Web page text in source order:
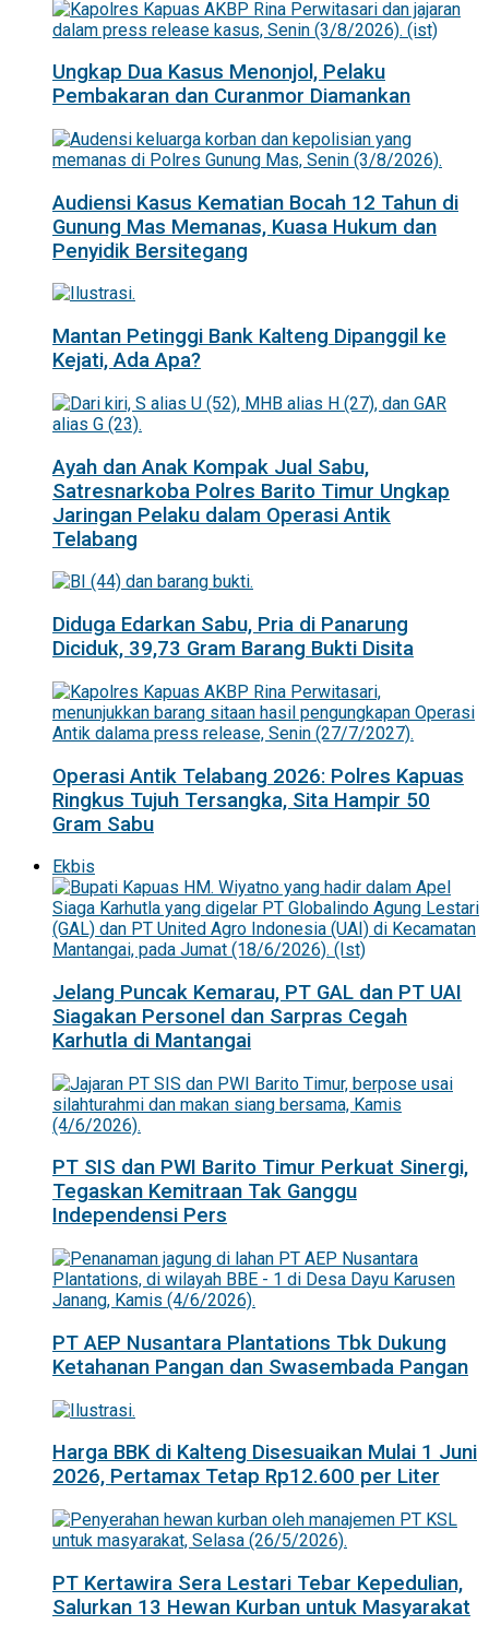
Ungkap Dua Kasus Menonjol, Pelaku
Pembakaran dan Curanmor Diamankan
Audiensi Kasus Kematian Bocah 12 Tahun di
Gunung Mas Memanas, Kuasa Hukum dan
Penyidik Bersitegang
Mantan Petinggi Bank Kalteng Dipanggil ke
Kejati, Ada Apa?
Ayah dan Anak Kompak Jual Sabu,
Satresnarkoba Polres Barito Timur Ungkap
Jaringan Pelaku dalam Operasi Antik
Telabang
Diduga Edarkan Sabu, Pria di Panarung
Diciduk, 39,73 Gram Barang Bukti Disita
Operasi Antik Telabang 2026: Polres Kapuas
Ringkus Tujuh Tersangka, Sita Hampir 50
Gram Sabu
Ekbis
Jelang Puncak Kemarau, PT GAL dan PT UAI
Siagakan Personel dan Sarpras Cegah
Karhutla di Mantangai
PT SIS dan PWI Barito Timur Perkuat Sinergi,
Tegaskan Kemitraan Tak Ganggu
Independensi Pers
PT AEP Nusantara Plantations Tbk Dukung
Ketahanan Pangan dan Swasembada Pangan
Harga BBK di Kalteng Disesuaikan Mulai 1 Juni
2026, Pertamax Tetap Rp12.600 per Liter
PT Kertawira Sera Lestari Tebar Kepedulian,
Salurkan 13 Hewan Kurban untuk Masyarakat